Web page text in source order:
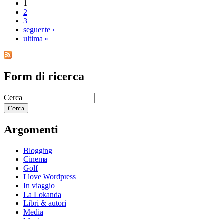
1
2
3
seguente ›
ultima »
Form di ricerca
Cerca
Argomenti
Blogging
Cinema
Golf
I love Wordpress
In viaggio
La Lokanda
Libri & autori
Media